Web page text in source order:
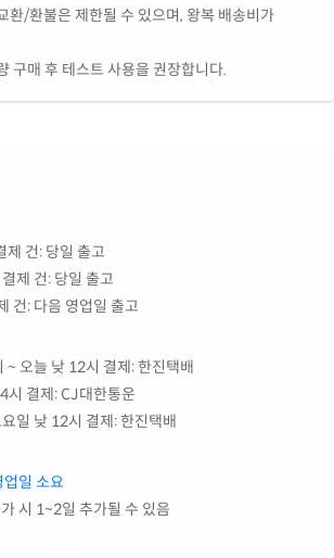
환/환불은 제한될 수 있으며, 왕복 배송비가
구매 후 테스트 사용을 권장합니다.
제 건: 당일 출고
제 건: 당일 출고
건: 다음 영업일 출고
~ 오늘 낮 12시 결제: 한진택배
시 결제: CJ대한통운
일 낮 12시 결제: 한진택배
일 소요
시 1~2일 추가될 수 있음